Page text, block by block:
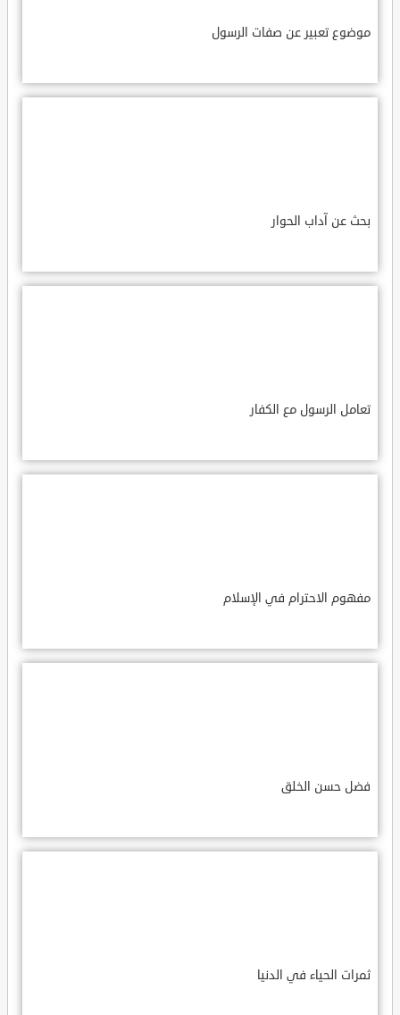
موضوع تعبير عن صفات الرسول
بحث عن آداب الحوار
تعامل الرسول مع الكفار
مفهوم الاحترام في الإسلام
فضل حسن الخلق
ثمرات الحياء في الدنيا